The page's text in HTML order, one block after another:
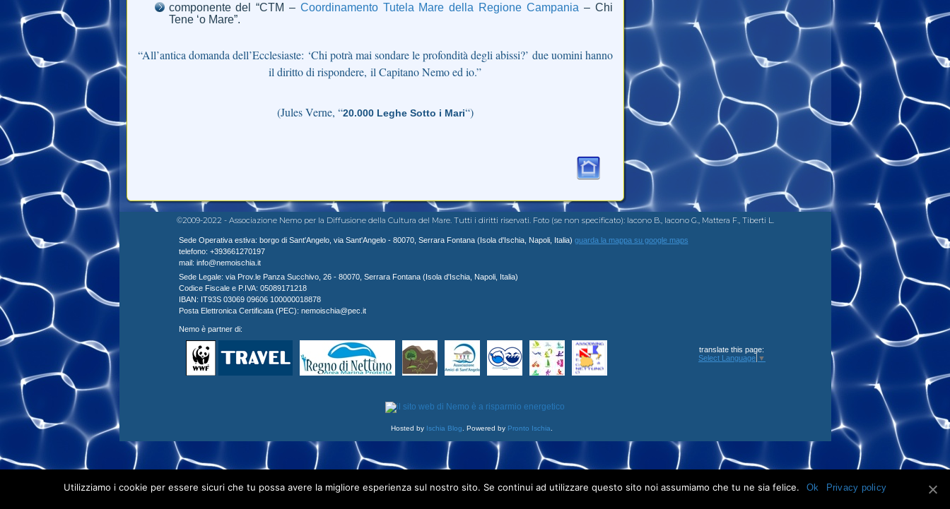
componente del “CTM – Coordinamento Tutela Mare della Regione Campania – Chi
Tene ‘o Mare”.
“All’antica domanda dell’Ecclesiaste: ‘Chi potrà mai sondare le profondità degli abissi?’ due uomini hanno
il diritto di rispondere, il Capitano Nemo ed io.”
(Jules Verne, “20.000 Leghe Sotto i Mari“)
©2009-2022 - Associazione Nemo per la Diffusione della Cultura del Mare. Tutti i diritti riservati. Foto (se non specificato): Iacono B., Iacono G., Mattera F., Tiberti L.
Sede Operativa estiva: borgo di Sant'Angelo, via Sant'Angelo - 80070, Serrara Fontana (Isola d'Ischia, Napoli, Italia) guarda la mappa su google maps
telefono: +393661270197
mail: info@nemoischia.it
Sede Legale: via Prov.le Panza Succhivo, 26 - 80070, Serrara Fontana (Isola d'Ischia, Napoli, Italia)
Codice Fiscale e P.IVA: 05089171218
IBAN: IT93S 03069 09606 100000018878
Posta Elettronica Certificata (PEC): nemoischia@pec.it
Nemo è partner di:
translate this page:
Select Language ▼
Hosted by Ischia Blog . Powered by Pronto Ischia
Utilizziamo i cookie per essere sicuri che tu possa avere la migliore esperienza sul nostro sito. Se continui ad utilizzare questo sito noi assumiamo che tu ne sia felice. Ok Privacy policy